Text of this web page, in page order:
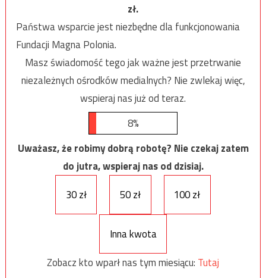
zł.
Państwa wsparcie jest niezbędne dla funkcjonowania
Fundacji Magna Polonia.
Masz świadomość tego jak ważne jest przetrwanie
niezależnych ośrodków medialnych? Nie zwlekaj więc,
wspieraj nas już od teraz.
8%
Uważasz, że robimy dobrą robotę? Nie czekaj zatem
do jutra, wspieraj nas od dzisiaj.
30 zł
50 zł 100 zł
Inna kwota
Zobacz kto wparł nas tym miesiącu: Tutaj